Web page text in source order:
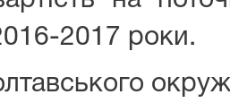
2017 роки.